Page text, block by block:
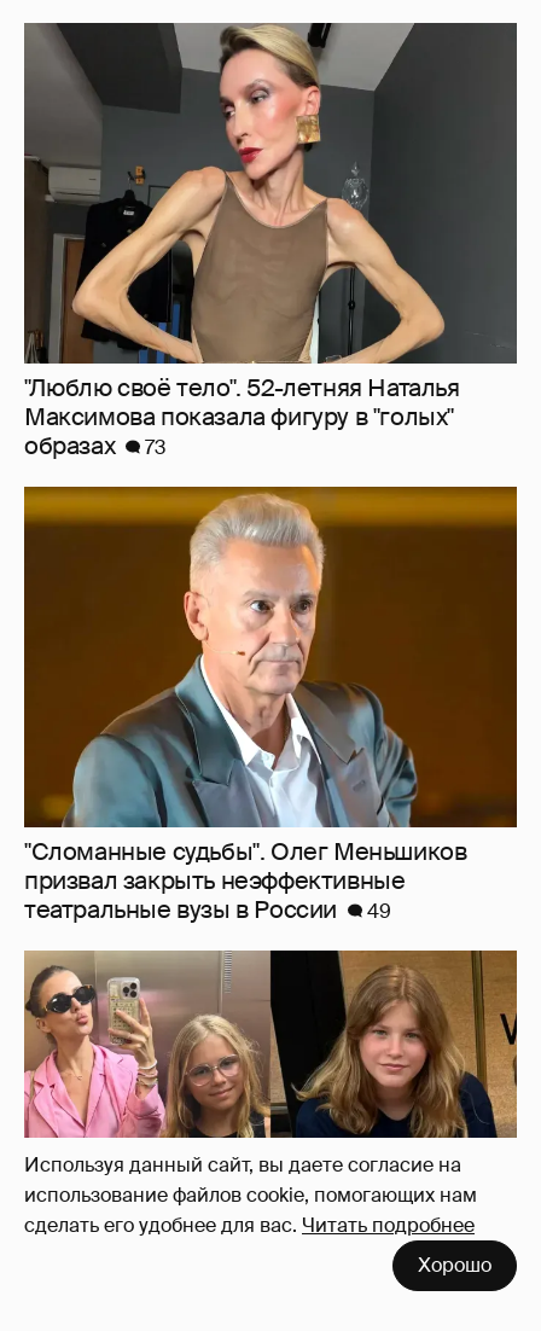
Используя данный сайт, вы даете согласие на
использование файлов cookie, помогающих нам
сделать его удобнее для вас. Читать подробнее
Хорошо
"Люблю своё тело". 52-летняя Наталья
Максимова показала фигуру в "голых"
образах
73
"Сломанные судьбы". Олег Меньшиков
призвал закрыть неэффективные
театральные вузы в России
49